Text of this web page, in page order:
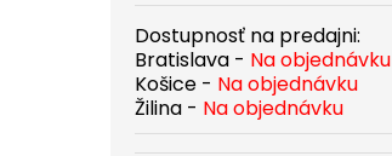
Dostupnosť na predajni:
Bratislava - Na objednávku
Košice - Na objednávku
Žilina - Na objednávku